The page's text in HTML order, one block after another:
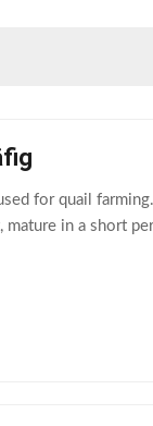
for quail
in a short